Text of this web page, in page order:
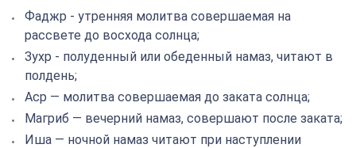
Фаджр - утренняя молитва совершаемая на
рассвете до восхода солнца;
Зухр - полуденный или обеденный намаз, читают в
полдень;
Аср — молитва совершаемая до заката солнца;
Магриб — вечерний намаз, совершают после заката;
Иша — ночной намаз читают при наступлении